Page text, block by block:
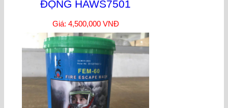
ĐỘNG HAWS7501
Giá: 4,500,000 VNĐ